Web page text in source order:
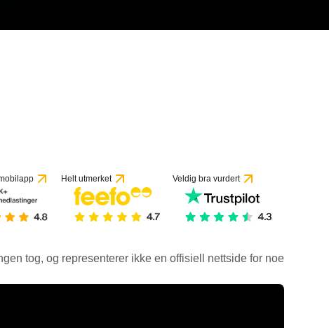
Helt utmerket Veldig bra vurdert
tog, og representerer ikke en offisiell nettside for noe
anmeldelser